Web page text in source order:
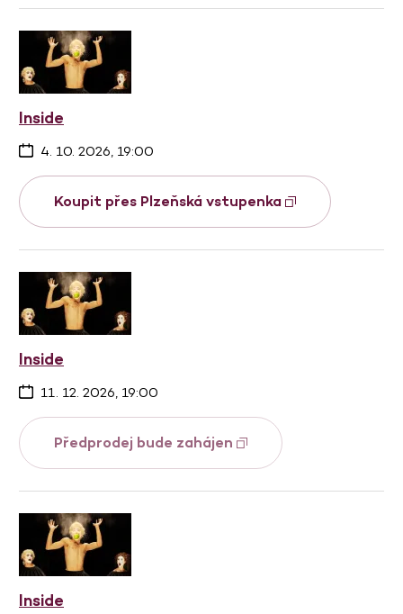
Inside
4. 10. 2026, 19:00
Koupit přes Plzeňská vstupenka
Inside
11. 12. 2026, 19:00
Předprodej bude zahájen
Inside